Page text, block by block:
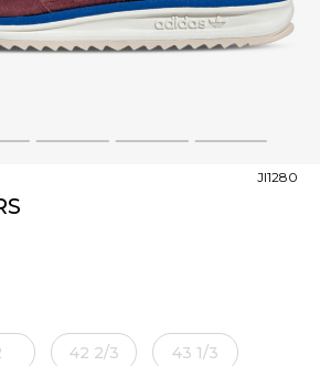
3 4 5
JI1280
42 2/3 43 1/3